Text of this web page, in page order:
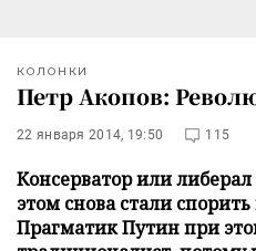
КОЛОНКИ
Петр Акопов:
22 января 2014, 19:50 115
Консерватор или
этом снова стали
Прагматик Путин при